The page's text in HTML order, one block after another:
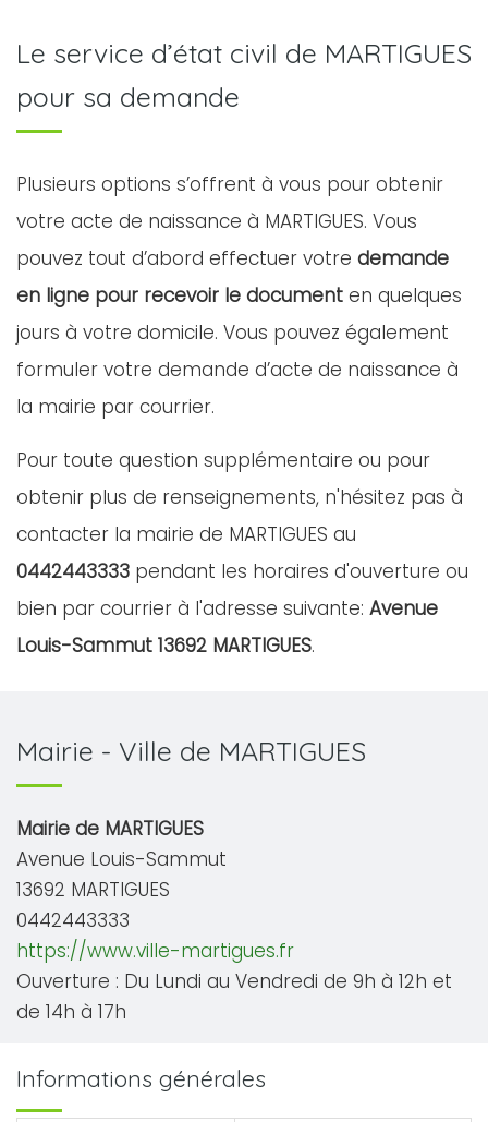
Le service d’état civil de MARTIGUES
pour sa demande
Plusieurs options s’offrent à vous pour obtenir
votre acte de naissance à MARTIGUES. Vous
pouvez tout d’abord effectuer votre demande
en ligne pour recevoir le document en quelques
jours à votre domicile. Vous pouvez également
formuler votre demande d’acte de naissance à
la mairie par courrier.
Pour toute question supplémentaire ou pour
obtenir plus de renseignements, n'hésitez pas à
contacter la mairie de MARTIGUES au
0442443333 pendant les horaires d'ouverture ou
bien par courrier à l'adresse suivante: Avenue
Louis-Sammut 13692 MARTIGUES.
Mairie - Ville de MARTIGUES
Mairie de MARTIGUES
Avenue Louis-Sammut
13692 MARTIGUES
0442443333
https://www.ville-martigues.fr
Ouverture : Du Lundi au Vendredi de 9h à 12h et
de 14h à 17h
Informations générales